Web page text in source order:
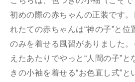
初めの際の赤ちゃんの正装です
れたての赤ちゃんは“神の子”と
のみを着せる風習がありました
えたあたりでやっと“人間の子”
きの小袖を着せる“お色直し式”